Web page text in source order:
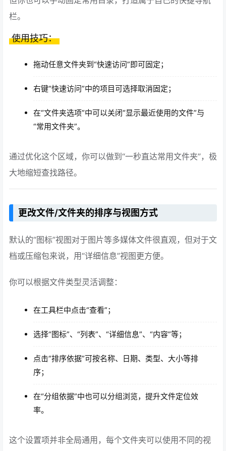
栏。
使用技巧：
拖动任意文件夹到“快速访问”即可固定；
右键“快速访问”中的项目可选择取消固定；
在“文件夹选项”中可以关闭“显示最近使用的文件”与
“常用文件夹”。
通过优化这个区域，你可以做到“一秒直达常用文件夹”，极
大地缩短查找路径。
更改文件/文件夹的排序与视图方式
默认的“图标”视图对于图片等多媒体文件很直观，但对于文
档或压缩包来说，用“详细信息”视图更方便。
你可以根据文件类型灵活调整：
在工具栏中点击“查看”；
选择“图标”、“列表”、“详细信息”、“内容”等；
点击“排序依据”可按名称、日期、类型、大小等排
序；
在“分组依据”中也可以分组浏览，提升文件定位效
率。
这个设置项并非全局通用，每个文件夹可以使用不同的视